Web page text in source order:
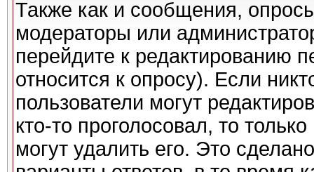
Также как и сообщения,
модераторы или
перейдите к редактированию
относится к опросу). Если
пользователи могут
кто-то проголосовал, то
могут удалить его. Это